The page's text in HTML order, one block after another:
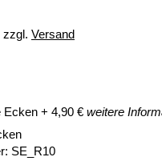
zzgl. Versand
Ecken + 4,90 € weitere
SE_R10